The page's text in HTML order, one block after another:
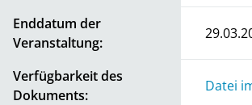
Enddatum der
Veranstaltung:
Verfügbarkeit des
Dokuments:
Datei